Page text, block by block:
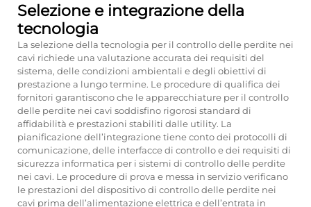
Selezione e integrazione della
tecnologia
La selezione della tecnologia per il controllo delle perdite nei
cavi richiede una valutazione accurata dei requisiti del
sistema, delle condizioni ambientali e degli obiettivi di
prestazione a lungo termine. Le procedure di qualifica dei
fornitori garantiscono che le apparecchiature per il controllo
delle perdite nei cavi soddisfino rigorosi standard di
affidabilità e prestazioni stabiliti dalle utility. La
pianificazione dell’integrazione tiene conto dei protocolli di
comunicazione, delle interfacce di controllo e dei requisiti di
sicurezza informatica per i sistemi di controllo delle perdite
nei cavi. Le procedure di prova e messa in servizio verificano
le prestazioni del dispositivo di controllo delle perdite nei
cavi prima dell’alimentazione elettrica e dell’entrata in